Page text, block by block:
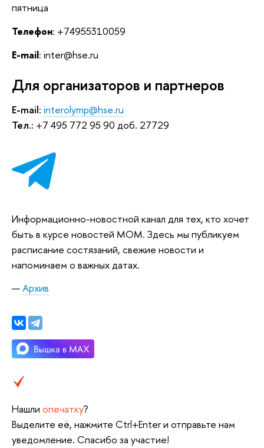
пятница
Телефон: +74955310059
E-mail: inter@hse.ru
Для организаторов и партнеров
E-mail: interolymp@hse.ru
Тел.: +7 495 772 95 90 доб. 27729
Информационно-новостной канал для тех, кто хочет
быть в курсе новостей МОМ. Здесь мы публикуем
расписание состязаний, свежие новости и
напоминаем о важных датах.
Архив
Нашли опечатку?
Выделите её, нажмите Ctrl+Enter и отправьте нам
уведомление. Спасибо за участие!